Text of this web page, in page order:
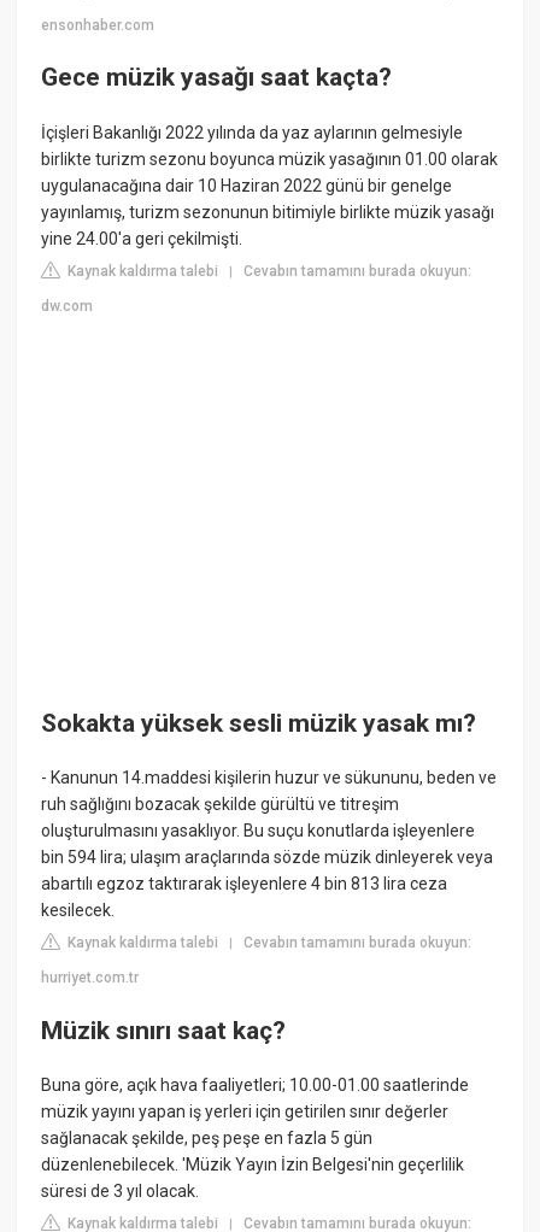
ensonhaber.com
Gece müzik yasağı saat kaçta?
İçişleri Bakanlığı 2022 yılında da yaz aylarının gelmesiyle
birlikte turizm sezonu boyunca müzik yasağının 01.00 olarak
uygulanacağına dair 10 Haziran 2022 günü bir genelge
yayınlamış, turizm sezonunun bitimiyle birlikte müzik yasağı
yine 24.00'a geri çekilmişti.
Kaynak kaldırma talebi |Cevabın tamamını burada okuyun:
dw.com
Sokakta yüksek sesli müzik yasak mı?
- Kanunun 14.maddesi kişilerin huzur ve sükununu, beden ve
ruh sağlığını bozacak şekilde gürültü ve titreşim
oluşturulmasını yasaklıyor. Bu suçu konutlarda işleyenlere
bin 594 lira; ulaşım araçlarında sözde müzik dinleyerek veya
abartılı egzoz taktırarak işleyenlere 4 bin 813 lira ceza
kesilecek.
Kaynak kaldırma talebi |Cevabın tamamını burada okuyun:
hurriyet.com.tr
Müzik sınırı saat kaç?
Buna göre, açık hava faaliyetleri; 10.00-01.00 saatlerinde
müzik yayını yapan iş yerleri için getirilen sınır değerler
sağlanacak şekilde, peş peşe en fazla 5 gün
düzenlenebilecek. 'Müzik Yayın İzin Belgesi'nin geçerlilik
süresi de 3 yıl olacak.
Kaynak kaldırma talebi |Cevabın tamamını burada okuyun: